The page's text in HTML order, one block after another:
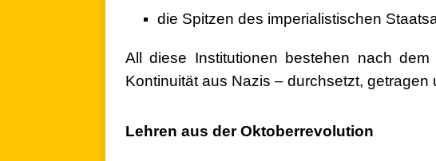
die Spitzen des imperialistischen
All diese Institutionen bestehen nach
Kontinuität aus Nazis – durchsetzt,
Lehren aus der Oktoberrevolution